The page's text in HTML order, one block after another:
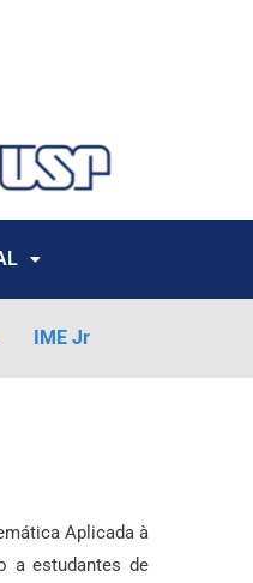
IME Jr
Aplicada à
a estudantes de